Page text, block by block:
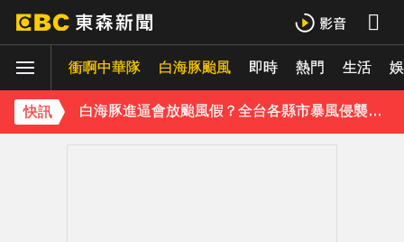
衝啊中華隊 白海豚颱風 即時 熱門 生活
快訊
白海豚外圍雲系發威！7縣市大雨特報 警戒範圍一次看
白海豚進逼會放颱風假？全台各縣市暴風侵襲率曝